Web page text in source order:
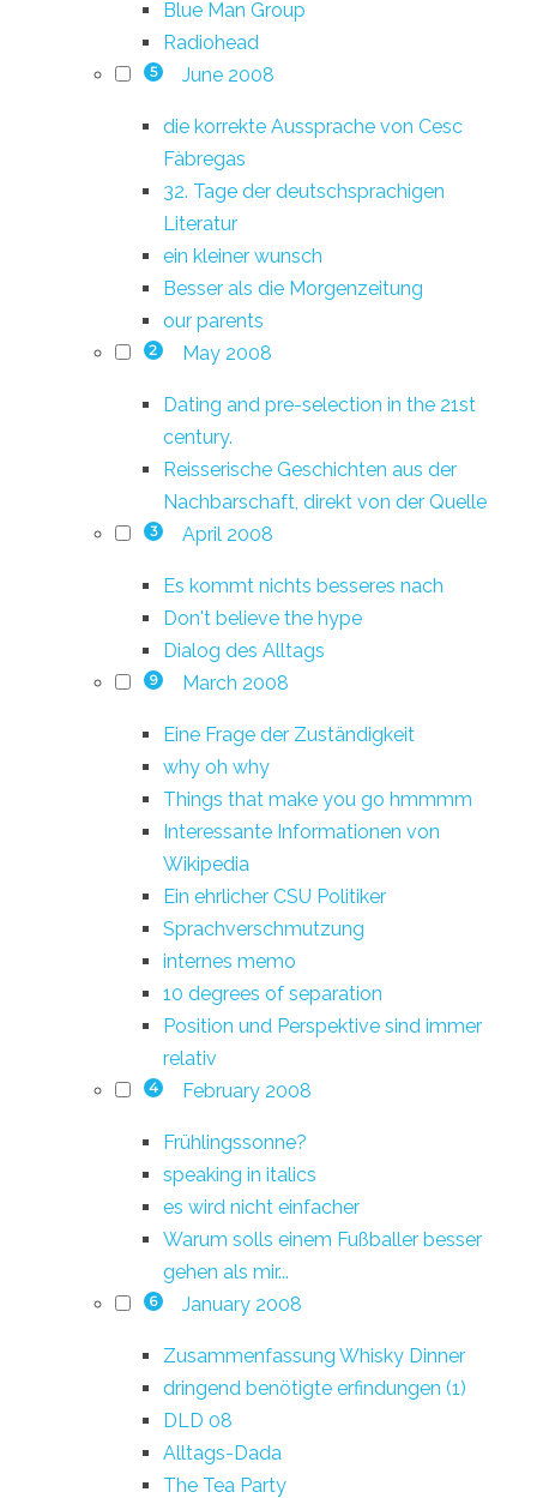
Blue Man Group
Radiohead
5 June 2008
die korrekte Aussprache von Cesc
Fàbregas
32. Tage der deutschsprachigen
Literatur
ein kleiner wunsch
Besser als die Morgenzeitung
our parents
2 May 2008
Dating and pre-selection in the 21st
century.
Reisserische Geschichten aus der
Nachbarschaft, direkt von der Quelle
3 April 2008
Es kommt nichts besseres nach
Don't believe the hype
Dialog des Alltags
9 March 2008
Eine Frage der Zuständigkeit
why oh why
Things that make you go hmmmm
Interessante Informationen von
Wikipedia
Ein ehrlicher CSU Politiker
Sprachverschmutzung
internes memo
10 degrees of separation
Position und Perspektive sind immer
relativ
4 February 2008
Frühlingssonne?
speaking in italics
es wird nicht einfacher
Warum solls einem Fußballer besser
gehen als mir...
6 January 2008
Zusammenfassung Whisky Dinner
dringend benötigte erfindungen (1)
DLD 08
Alltags-Dada
The Tea Party